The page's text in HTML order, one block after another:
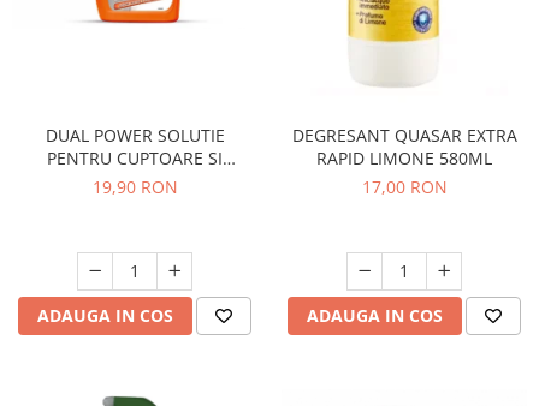
DUAL POWER SOLUTIE
PENTRU CUPTOARE SI
GRATARE 500ML
19,90 RON
ADAUGA IN COS
DEGRESANT QUASAR EXTRA
RAPID LIMONE 580ML
17,00 RON
ADAUGA IN COS